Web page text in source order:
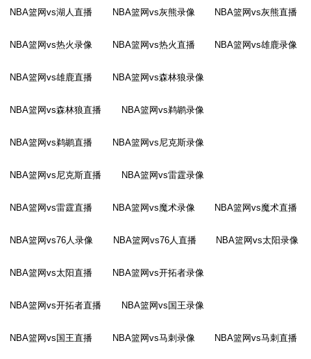
NBA篮网vs湖人直播 NBA篮网vs灰熊录像 NBA篮网vs灰熊直播
NBA篮网vs热火录像 NBA篮网vs热火直播 NBA篮网vs雄鹿录像
NBA篮网vs雄鹿直播 NBA篮网vs森林狼录像
NBA篮网vs森林狼直播 NBA篮网vs鹈鹕录像
NBA篮网vs鹈鹕直播 NBA篮网vs尼克斯录像
NBA篮网vs尼克斯直播 NBA篮网vs雷霆录像
NBA篮网vs雷霆直播 NBA篮网vs魔术录像 NBA篮网vs魔术直播
NBA篮网vs76人录像 NBA篮网vs76人直播 NBA篮网vs太阳录像
NBA篮网vs太阳直播 NBA篮网vs开拓者录像
NBA篮网vs开拓者直播 NBA篮网vs国王录像
NBA篮网vs国王直播 NBA篮网vs马刺录像 NBA篮网vs马刺直播